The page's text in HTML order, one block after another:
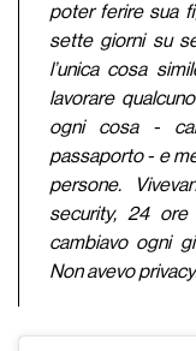
poter ferire sua
sette giorni su
l’unica cosa
lavorare
ogni cosa -
passaporto - e
persone.
security, 24
cambiavo ogni
Non avevo